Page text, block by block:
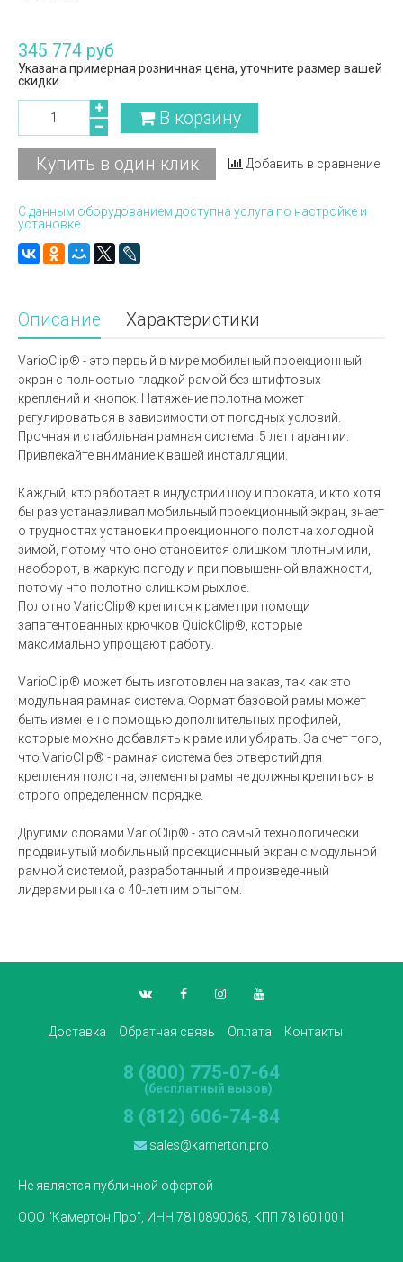
345 774 руб
Указана примерная розничная цена, уточните размер вашей
скидки.
В корзину
Купить в один клик Добавить в сравнение
С данным оборудованием доступна услуга по настройке и
установке.
Описание Характеристики
VarioClip® - это первый в мире мобильный проекционный
экран с полностью гладкой рамой без штифтовых
креплений и кнопок. Натяжение полотна может
регулироваться в зависимости от погодных условий.
Прочная и стабильная рамная система. 5 лет гарантии.
Привлекайте внимание к вашей инсталляции.
Каждый, кто работает в индустрии шоу и проката, и кто хотя
бы раз устанавливал мобильный проекционный экран, знает
о трудностях установки проекционного полотна холодной
зимой, потому что оно становится слишком плотным или,
наоборот, в жаркую погоду и при повышенной влажности,
потому что полотно слишком рыхлое.
Полотно VarioClip® крепится к раме при помощи
запатентованных крючков QuickClip®, которые
максимально упрощают работу.
VarioClip® может быть изготовлен на заказ, так как это
модульная рамная система. Формат базовой рамы может
быть изменен с помощью дополнительных профилей,
которые можно добавлять к раме или убирать. За счет того,
что VarioClip® - рамная система без отверстий для
крепления полотна, элементы рамы не должны крепиться в
строго определенном порядке.
Другими словами VarioClip® - это самый технологически
продвинутый мобильный проекционный экран с модульной
рамной системой, разработанный и произведенный
лидерами рынка с 40-летним опытом.
Доставка Обратная связь Оплата Контакты
8 (800) 775-07-64
(бесплатный вызов)
8 (812) 606-74-84
sales@kamerton.pro
Не является публичной офертой
ООО "Камертон Про", ИНН 7810890065, КПП 781601001